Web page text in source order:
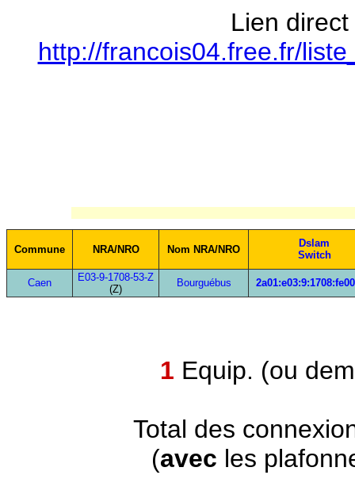
Lien
http://francois04.free.fr/
Commune NRA/NRO Nom NRA/NRO
Dslam
Switch
Caen
E03-9-1708-53-Z
(Z)
Bourguébus
1 Equip. (ou
Total des
(avec les